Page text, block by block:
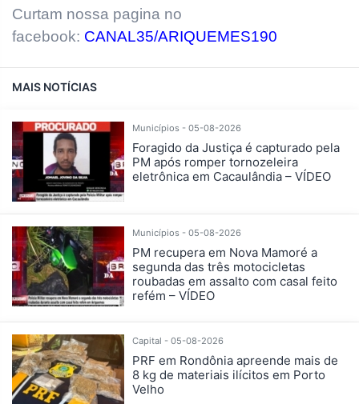
Curtam nossa pagina no
facebook: CANAL35/ARIQUEMES190
MAIS NOTÍCIAS
Municípios - 05-08-2026
Foragido da Justiça é capturado pela
PM após romper tornozeleira
eletrônica em Cacaulândia – VÍDEO
Municípios - 05-08-2026
PM recupera em Nova Mamoré a
segunda das três motocicletas
roubadas em assalto com casal feito
refém – VÍDEO
Capital - 05-08-2026
PRF em Rondônia apreende mais de
8 kg de materiais ilícitos em Porto
Velho